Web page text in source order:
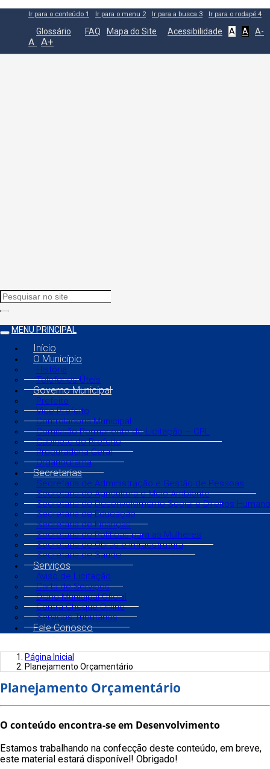
Ir para o conteúdo 1 Ir para o menu 2 Ir para a busca 3 Ir para o rodapé 4
Glossário FAQ Mapa do Site Acessibilidade A A A-
A A+
MENU PRINCIPAL
Início
O Município
História
Telefones Úteis
Governo Municipal
Prefeito
Vice Prefeito
Controladoria Municipal
Comissão Permanente de Licitação – CPL
Gabinete do Prefeito
Procuradoria Geral
Organograma
Secretarias
Secretaria de Administração e Gestão de Pessoas
Secretaria de Agricultura e Meio Ambiente
Secretaria de Desenvolvimento Social e Direitos
Secretaria de Educação
Secretaria de Finanças
Secretaria de Políticas para as Mulheres
Secretaria de Obras e Infraestrutura
Secretaria de Saúde
Serviços
Aviso de Licitação
Carta de Serviços
Diário Municipal Oficial
Contra Cheque Online
Serviços Tributários
Fale Conosco
Página Inicial
Planejamento Orçamentário
Planejamento Orçamentário
O conteúdo encontra-se em Desenvolvimento
Estamos trabalhando na confecção deste conteúdo, em breve,
este material estará disponível! Obrigado!